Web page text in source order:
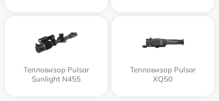
Тепловизор Pulsar
Sunlight N455
Тепловизор Pulsar
XQ50